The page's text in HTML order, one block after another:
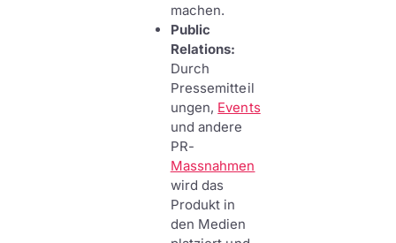
machen.
Public
Relations:
Durch
Pressemitteil
ungen, Events
und andere
PR-
Massnahmen
wird das
Produkt in
den Medien